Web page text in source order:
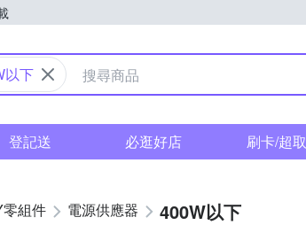
中心
以下
登記送 必逛好店 刷卡/超取
零組件 電源供應器 400W以下